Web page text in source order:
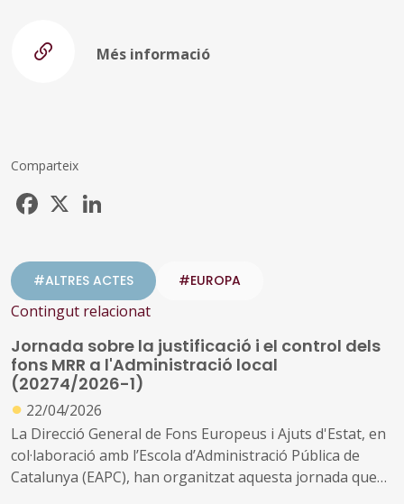
Més informació
Comparteix
Facebook
#ALTRES ACTES #EUROPA
Contingut relacionat
Jornada sobre la justificació i el control dels
fons MRR a l'Administració local
(20274/2026-1)
● 22/04/2026
La Direcció General de Fons Europeus i Ajuts d'Estat, en
col·laboració amb l’Escola d’Administració Pública de
Catalunya (EAPC), han organitzat aquesta jornada que